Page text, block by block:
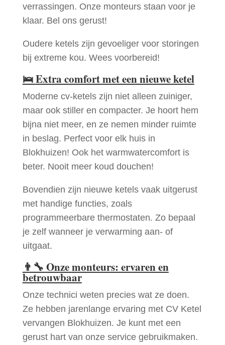
verrassingen. Onze monteurs staan voor je
klaar. Bel ons gerust!
Oudere ketels zijn gevoeliger voor storingen
bij extreme kou. Wees voorbereid!
🛌Extra comfort met een nieuwe ketel
Moderne cv-ketels zijn niet alleen zuiniger,
maar ook stiller en compacter. Je hoort hem
bijna niet meer, en ze nemen minder ruimte
in beslag. Perfect voor elk huis in
Blokhuizen! Ook het warmwatercomfort is
beter. Nooit meer koud douchen!
Bovendien zijn nieuwe ketels vaak uitgerust
met handige functies, zoals
programmeerbare thermostaten. Zo bepaal
je zelf wanneer je verwarming aan- of
uitgaat.
👨‍🔧 Onze monteurs: ervaren en
betrouwbaar
Onze technici weten precies wat ze doen.
Ze hebben jarenlange ervaring met CV Ketel
vervangen Blokhuizen. Je kunt met een
gerust hart van onze service gebruikmaken.